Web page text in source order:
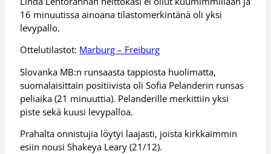
16 minuutissa ainoana tilastomerkintänä oli yksi
levypallo.
Ottelutilastot: Marburg – Freiburg
Slovanka MB:n runsaasta tappiosta huolimatta,
suomalaisittain positiivista oli Sofia Pelanderin runsas
peliaika (21 minuuttia). Pelanderille merkittiin yksi
piste sekä kuusi levypalloa.
Prahalta onnistujia löytyi laajasti, joista kirkkaimmin
esiin nousi Shakeya Leary (21/12).